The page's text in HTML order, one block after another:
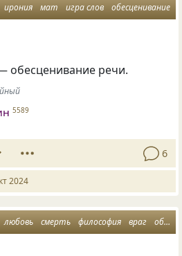
ирония мат игра слов обесценивание
обесценивание речи.
5589
6
2024
любовь смерть философия враг обесценивание